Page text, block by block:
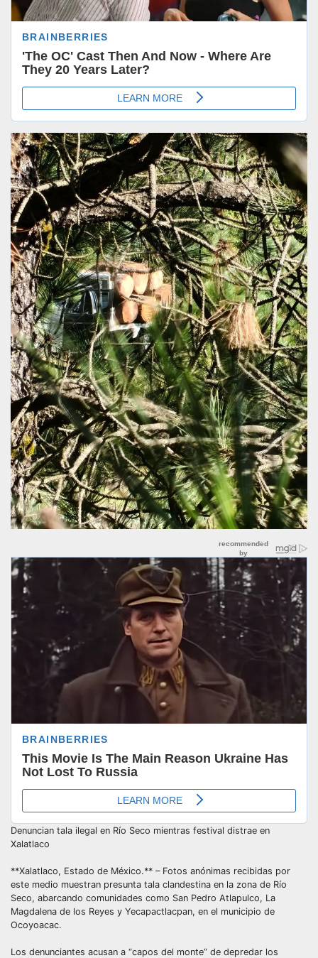
Denuncian tala ilegal en Río Seco mientras festival distrae en
Xalatlaco
**Xalatlaco, Estado de México.** – Fotos anónimas recibidas por
este medio muestran presunta tala clandestina en la zona de Río
Seco, abarcando comunidades como San Pedro Atlapulco, La
Magdalena de los Reyes y Yecapactlacpan, en el municipio de
Ocoyoacac.
Los denunciantes acusan a “capos del monte” de depredar los